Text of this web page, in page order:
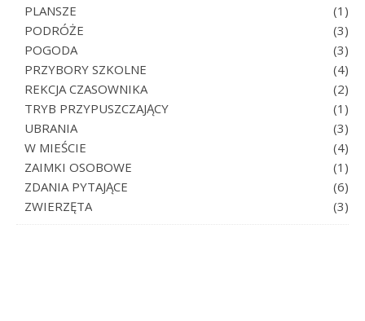
PLANSZE
(1)
PODRÓŻE
(3)
POGODA
(3)
PRZYBORY SZKOLNE
(4)
REKCJA CZASOWNIKA
(2)
TRYB PRZYPUSZCZAJĄCY
(1)
UBRANIA
(3)
W MIEŚCIE
(4)
ZAIMKI OSOBOWE
(1)
ZDANIA PYTAJĄCE
(6)
ZWIERZĘTA
(3)